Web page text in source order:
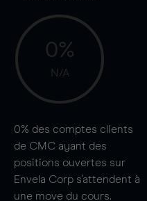
0%
N/A
0% des comptes clients
de CMC ayant des
positions ouvertes sur
Envela Corp s'attendent à
une move du cours.